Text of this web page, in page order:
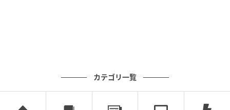
東海道新幹線は1日に膨大な本数の列車が走る大動脈で
あり、ひとたび駅間で長時間停車すれば、その影響は
カテゴリ一覧